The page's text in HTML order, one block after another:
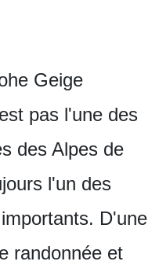
Geige
pas l'une des
des Alpes de
l'un des
D'une
randonnée et